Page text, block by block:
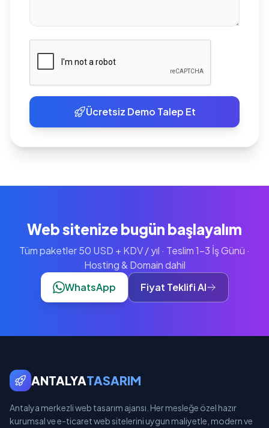
Ücretsiz Demo Talep Et
Web sitenize bugün başlayalım
Tüm paketler 50 USD + KDV / yıl · Teslim 1-3 İş Günü ·
Hosting & Domain dahil
WhatsApp
Fiyat Teklifi Al
ANTALYATASARIM
Antalya merkezli web tasarım ajansı. Her mesleğe özel hazır
kurumsal ve e-ticaret web sitelerini uygun maliyetle, modern ve